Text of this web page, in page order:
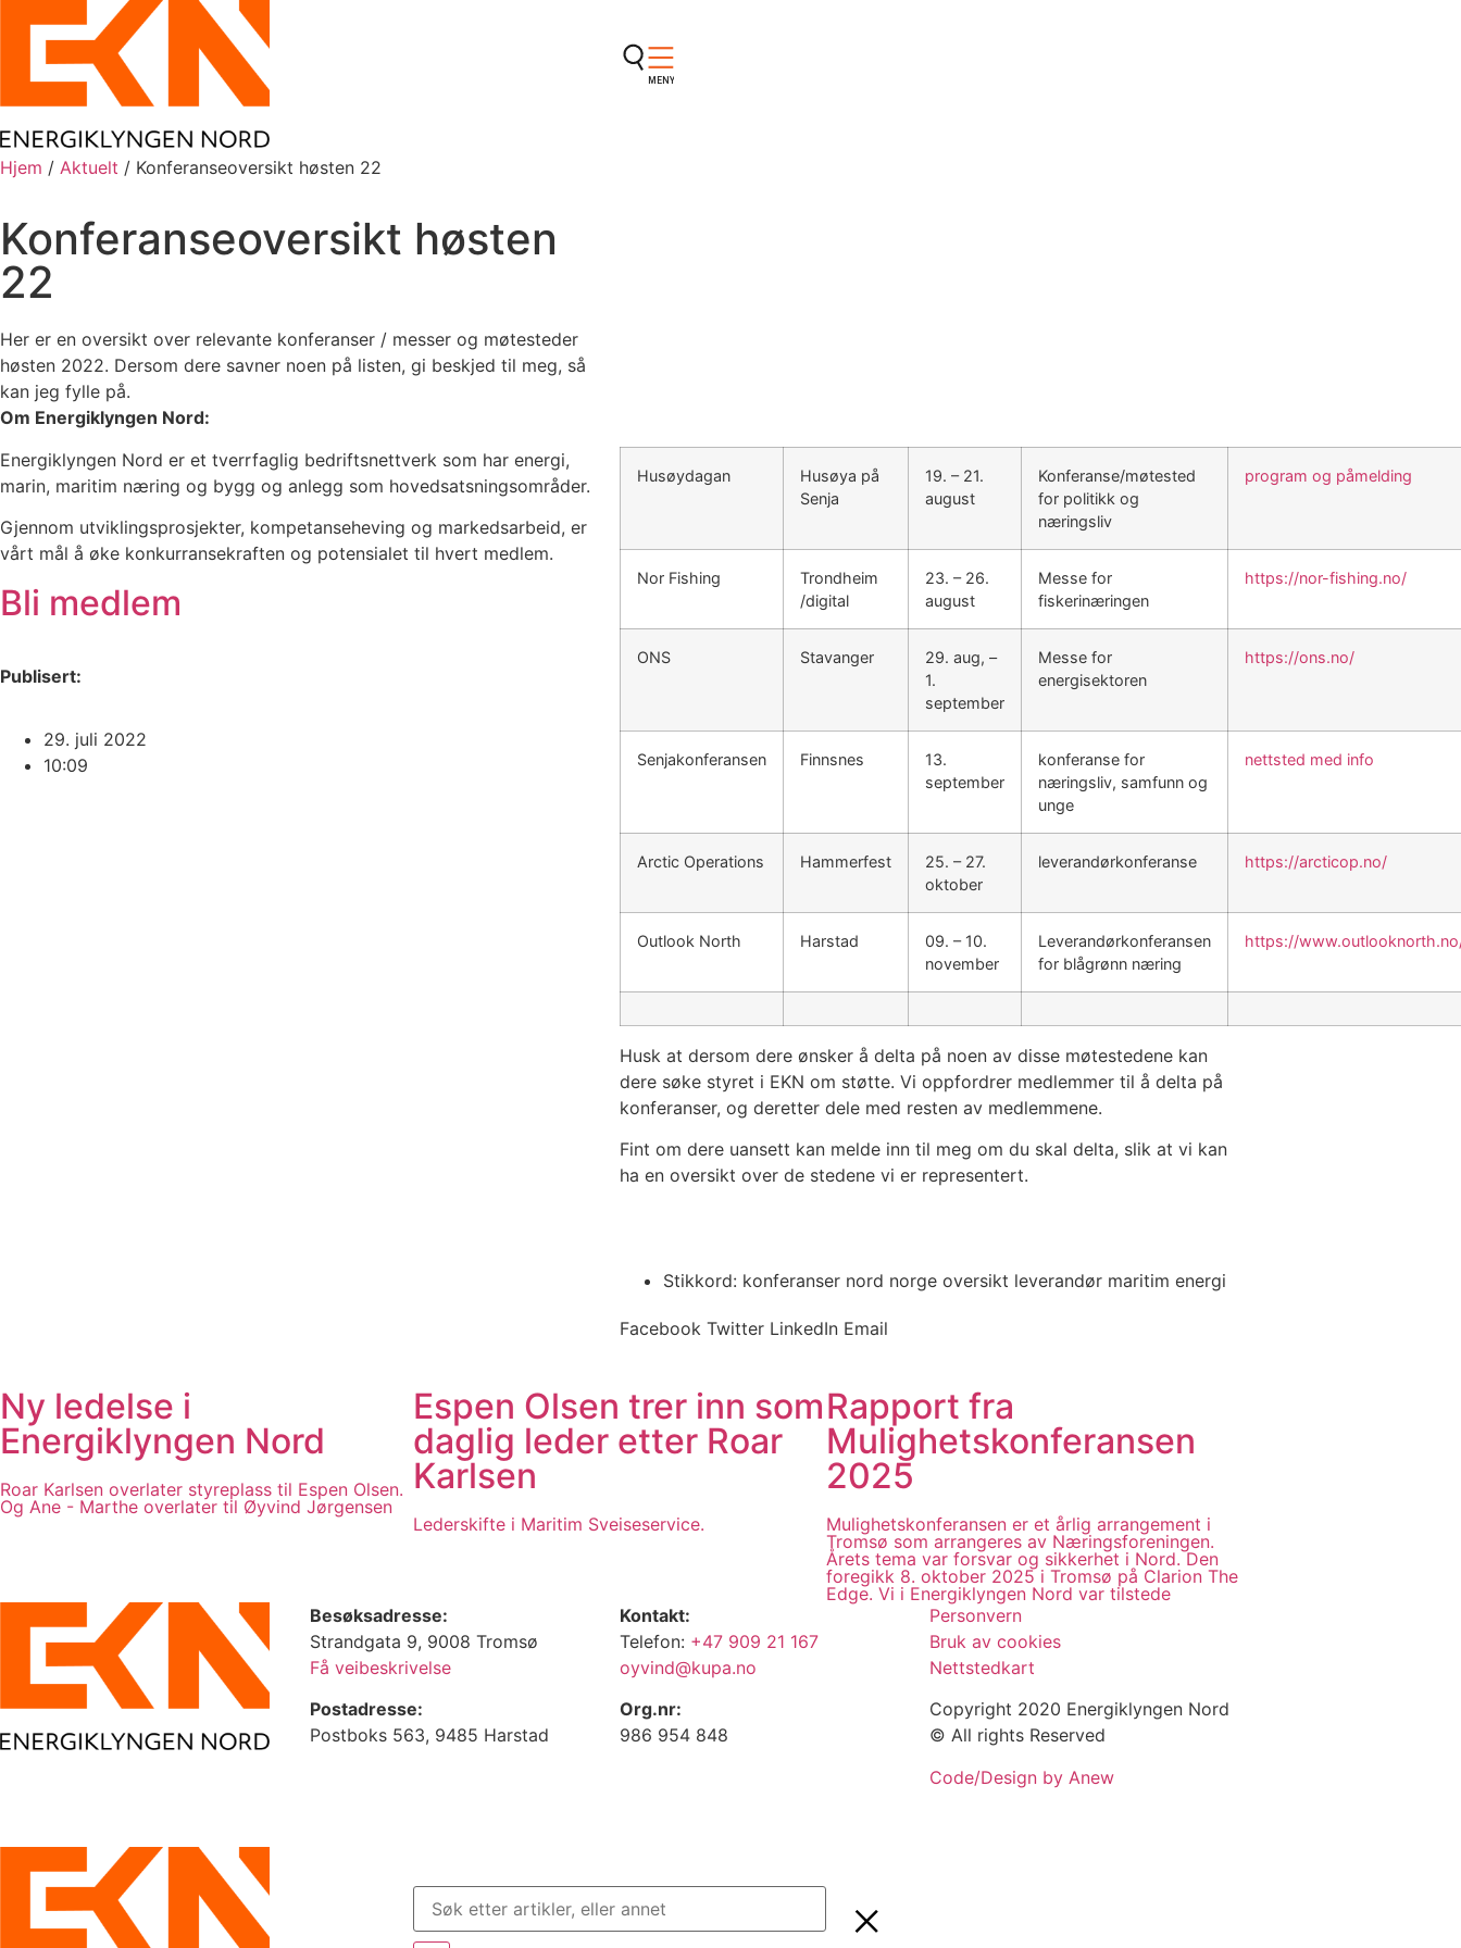
MENY
Hjem / Aktuelt / Konferanseoversikt høsten 22
Konferanseoversikt høsten
22
Her er en oversikt over relevante konferanser / messer og møtesteder
høsten 2022. Dersom dere savner noen på listen, gi beskjed til meg, så
kan jeg fylle på.
Om Energiklyngen Nord:
Energiklyngen Nord er et tverrfaglig bedriftsnettverk som har energi,
marin, maritim næring og bygg og anlegg som hovedsatsningsområder.
Gjennom utviklingsprosjekter, kompetanseheving og markedsarbeid, er
vårt mål å øke konkurransekraften og potensialet til hvert medlem.
Bli medlem
Publisert:
29. juli 2022
10:09
Husøydagan
Husøya på
Senja
19. – 21.
august
Konferanse/møtested
for politikk og
næringsliv
program og påmelding
Nor Fishing
Trondheim
/digital
23. – 26.
august
Messe for
fiskerinæringen
https://nor-fishing.no/
ONS Stavanger
29. aug, –
1.
september
Messe for
energisektoren
https://ons.no/
Senjakonferansen Finnsnes
13.
september
konferanse for
næringsliv, samfunn og
unge
nettsted med info
Arctic Operations Hammerfest
25. – 27.
oktober
leverandørkonferanse https://arcticop.no/
Outlook North Harstad
09. – 10.
november
Leverandørkonferansen
for blågrønn næring
https://
Husk at dersom dere ønsker å delta på noen av disse møtestedene kan
dere søke styret i EKN om støtte. Vi oppfordrer medlemmer til å delta på
konferanser, og deretter dele med resten av medlemmene.
Fint om dere uansett kan melde inn til meg om du skal delta, slik at vi kan
ha en oversikt over de stedene vi er representert.
Stikkord: konferanser nord norge oversikt leverandør maritim energi
Facebook Twitter LinkedIn Email
Ny ledelse i
Energiklyngen Nord
Roar Karlsen overlater styreplass til Espen Olsen.
Og Ane - Marthe overlater til Øyvind Jørgensen
Espen Olsen trer inn som
daglig leder etter Roar
Karlsen
Lederskifte i Maritim Sveiseservice.
Rapport fra
Mulighetskonferansen
2025
Mulighetskonferansen er et årlig arrangement i
Tromsø som arrangeres av Næringsforeningen.
Årets tema var forsvar og sikkerhet i Nord. Den
foregikk 8. oktober 2025 i Tromsø på Clarion The
Edge. Vi i Energiklyngen Nord var tilstede
Besøksadresse:
Strandgata 9, 9008 Tromsø
Få veibeskrivelse
Postadresse:
Postboks 563, 9485 Harstad
Kontakt:
Telefon: +47 909 21 167
oyvind@kupa.no
Org.nr:
986 954 848
Personvern
Bruk av cookies
Nettstedkart
Copyright 2020 Energiklyngen Nord
© All rights Reserved
Code/Design by Anew